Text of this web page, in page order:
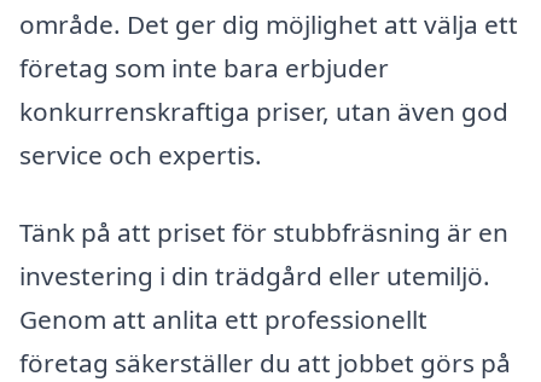
område. Det ger dig möjlighet att välja ett
företag som inte bara erbjuder
konkurrenskraftiga priser, utan även god
service och expertis.
Tänk på att priset för stubbfräsning är en
investering i din trädgård eller utemiljö.
Genom att anlita ett professionellt
företag säkerställer du att jobbet görs på